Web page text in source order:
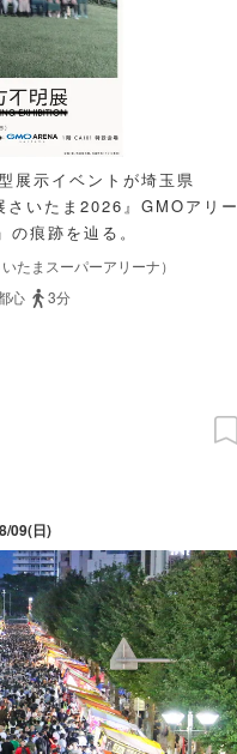
展示イベントが埼玉県
さいたま2026』GMOアリー
痕跡を辿る。
たまスーパーアリーナ）
心
3分
09(日)